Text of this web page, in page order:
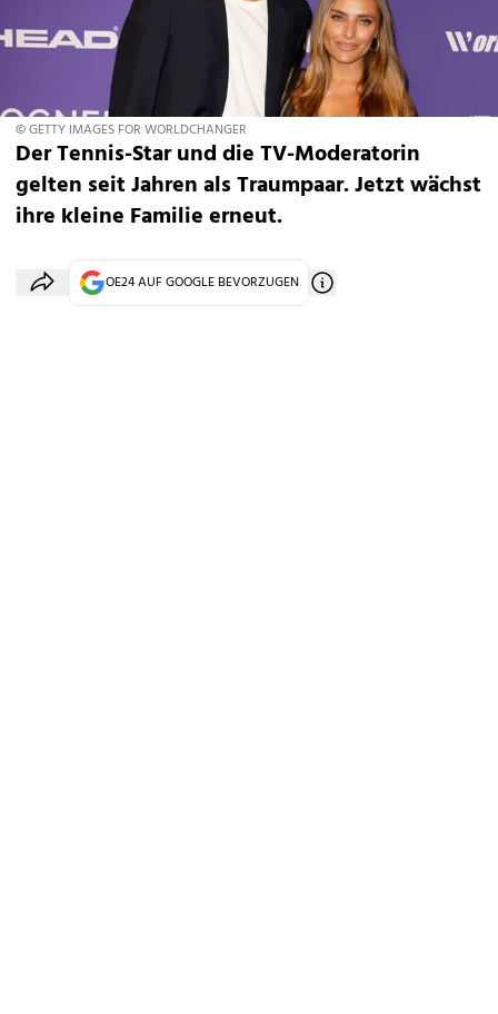
© GETTY IMAGES FOR WORLDCHANGER
Der Tennis-Star und die TV-Moderatorin
gelten seit Jahren als Traumpaar. Jetzt wächst
ihre kleine Familie erneut.
OE24 AUF GOOGLE BEVORZUGEN